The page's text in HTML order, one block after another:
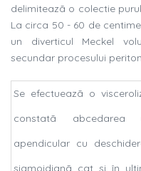
delimiteazã o colectie
La circa 50 - 60 de
un diverticul Meckel
secundar procesului
Se efectueazã o
constatã abcedarea
apendicular cu
sigmoidianã cat si în